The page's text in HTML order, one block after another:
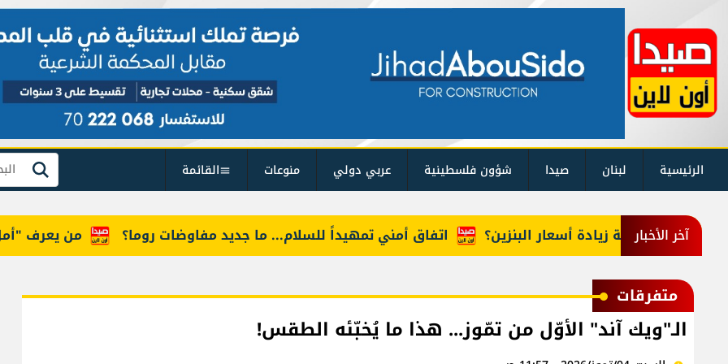
الرئيسية لبنان صيدا شؤون فلسطينية عربي دولي منوعات القائمة بحث
آخر الأخبار من يعرف "أمل"؟ اتفاق أمني تمهيداً للسلام... ما جديد مفاوضات روما؟ ما حقيقة زيادة أسعار البنزين؟
متفرقات
الـ"ويك آند" الأوّل من تمّوز... هذا ما يُخبّئه الطقس!